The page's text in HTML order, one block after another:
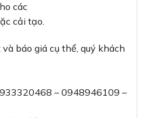
các
cải tạo.
báo giá cụ thể, quý khách
– 0948946109 –